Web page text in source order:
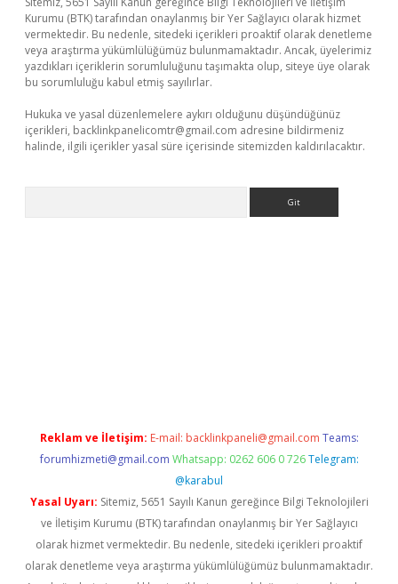
Kurumu (BTK) tarafından onaylanmış bir Yer Sağlayıcı olarak hizmet
vermektedir. Bu nedenle, sitedeki içerikleri proaktif olarak denetleme
veya araştırma yükümlülüğümüz bulunmamaktadır. Ancak, üyelerimiz
yazdıkları içeriklerin sorumluluğunu taşımakta olup, siteye üye olarak
bu sorumluluğu kabul etmiş sayılırlar.
Hukuka ve yasal düzenlemelere aykırı olduğunu düşündüğünüz
içerikleri, backlinkpanelicomtr@gmail.com adresine bildirmeniz
halinde, ilgili içerikler yasal süre içerisinde sitemizden kaldırılacaktır.
Reklam ve İletişim: E-mail: backlinkpaneli@gmail.com Teams:
forumhizmeti@gmail.com Whatsapp: 0262 606 0 726 Telegram:
@karabul
Yasal Uyarı: Sitemiz, 5651 Sayılı Kanun gereğince Bilgi Teknolojileri
ve İletişim Kurumu (BTK) tarafından onaylanmış bir Yer Sağlayıcı
olarak hizmet vermektedir. Bu nedenle, sitedeki içerikleri proaktif
olarak denetleme veya araştırma yükümlülüğümüz bulunmamaktadır.